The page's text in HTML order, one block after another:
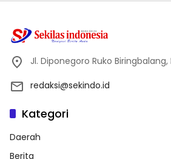
Jl. Diponegoro Ruko
redaksi@sekindo.id
Kategori
Daerah
Berita